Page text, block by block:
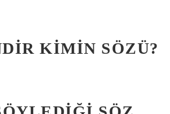
KIMIN SÖZÜ?